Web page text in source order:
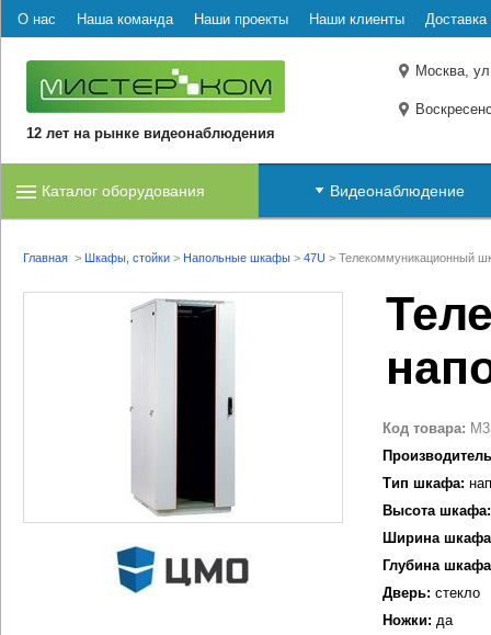
О нас Наша команда Наши проекты Наши клиенты Доставка
12 лет на рынке видеонаблюдения
Москва,
Каталог оборудования Видеонаблюдение
Главная > Шкафы, стойки > Напольные шкафы > 47U > Телекоммуникационный
Код товара:
Тип шкафа:
Высота шкафа:
Ширина
Глубина
Дверь: стекло
Ножки: да